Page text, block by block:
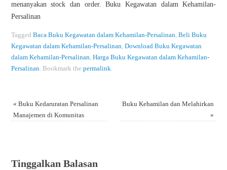
menanyakan stock dan order. Buku Kegawatan dalam Kehamilan-
Persalinan
Tagged Baca Buku Kegawatan dalam Kehamilan-Persalinan, Beli Buku
Kegawatan dalam Kehamilan-Persalinan, Download Buku Kegawatan
dalam Kehamilan-Persalinan, Harga Buku Kegawatan dalam Kehamilan-
Persalinan. Bookmark the permalink.
« Buku Kedaruratan Persalinan
Manajemen di Komunitas
Buku Kehamilan dan Melahirkan
»
Tinggalkan Balasan